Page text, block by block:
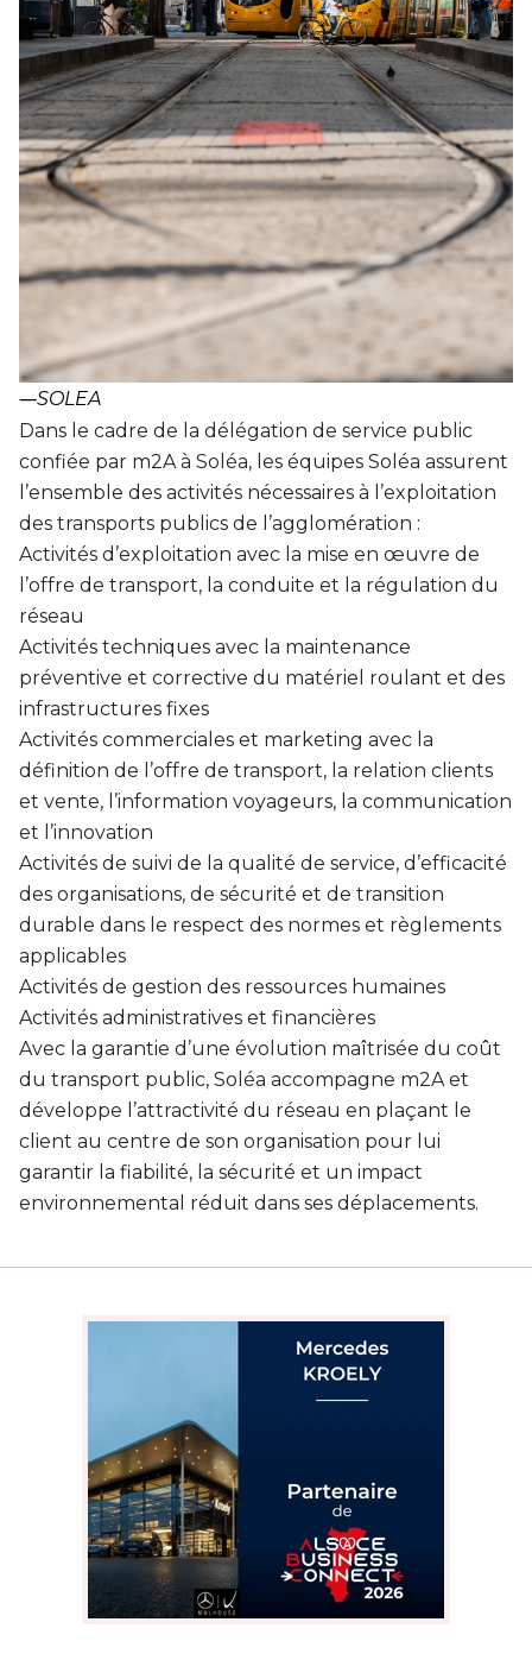
―SOLEA
Dans le cadre de la délégation de service public
confiée par m2A à Soléa, les équipes Soléa assurent
l’ensemble des activités nécessaires à l’exploitation
des transports publics de l’agglomération :
Activités d’exploitation avec la mise en œuvre de
l’offre de transport, la conduite et la régulation du
réseau
Activités techniques avec la maintenance
préventive et corrective du matériel roulant et des
infrastructures fixes
Activités commerciales et marketing avec la
définition de l’offre de transport, la relation clients
et vente, l’information voyageurs, la communication
et l’innovation
Activités de suivi de la qualité de service, d’efficacité
des organisations, de sécurité et de transition
durable dans le respect des normes et règlements
applicables
Activités de gestion des ressources humaines
Activités administratives et financières
Avec la garantie d’une évolution maîtrisée du coût
du transport public, Soléa accompagne m2A et
développe l’attractivité du réseau en plaçant le
client au centre de son organisation pour lui
garantir la fiabilité, la sécurité et un impact
environnemental réduit dans ses déplacements.